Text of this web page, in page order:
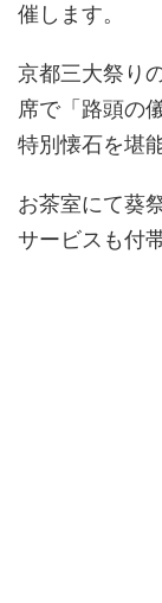
催します。
京都三大祭り
席で「路頭の
特別懐石を堪
お茶室にて葵
サービスも付